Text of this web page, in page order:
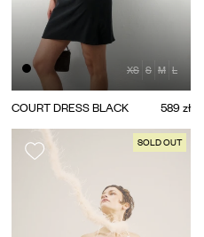
XS S M L
COURT DRESS BLACK 589 zł
SOLD OUT